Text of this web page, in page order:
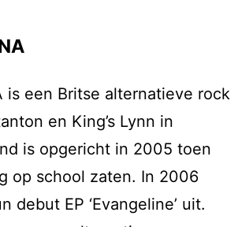
is een Britse alternatieve rock
en King’s Lynn in
is opgericht in 2005 toen
op school zaten. In 2006
debut EP ‘Evangeline’ uit.